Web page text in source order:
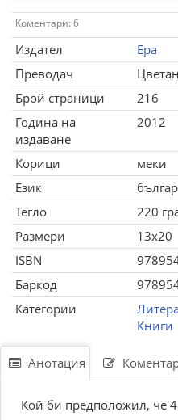
Коментари: 6
Издател
Ера
Преводач
Брой страници
216
Година на
издаване
2012
Корици
меки
Език
Тегло
220
Размери
13x20
ISBN
Баркод
Категории
Книги
Анотация
Кой би предположил, че